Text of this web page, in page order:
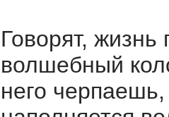
Говорят,
волшебный
него